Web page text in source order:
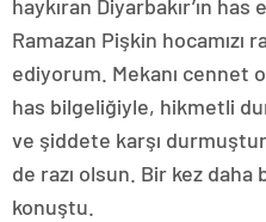
haykıran Diyarbakır’ın
Ramazan Pişkin
ediyorum. Mekanı cennet
has bilgeliğiyle, hikmetli
ve şiddete karşı
de razı olsun. Bir kez daha
konuştu.